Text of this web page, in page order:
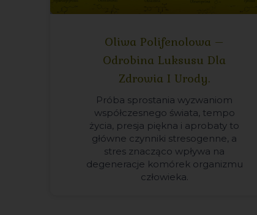
Oliwa Polifenolowa –
Odrobina Luksusu Dla
Zdrowia I Urody.
Próba sprostania wyzwaniom
współczesnego świata, tempo
życia, presja piękna i aprobaty to
główne czynniki stresogenne, a
stres znacząco wpływa na
degeneracje komórek organizmu
człowieka.